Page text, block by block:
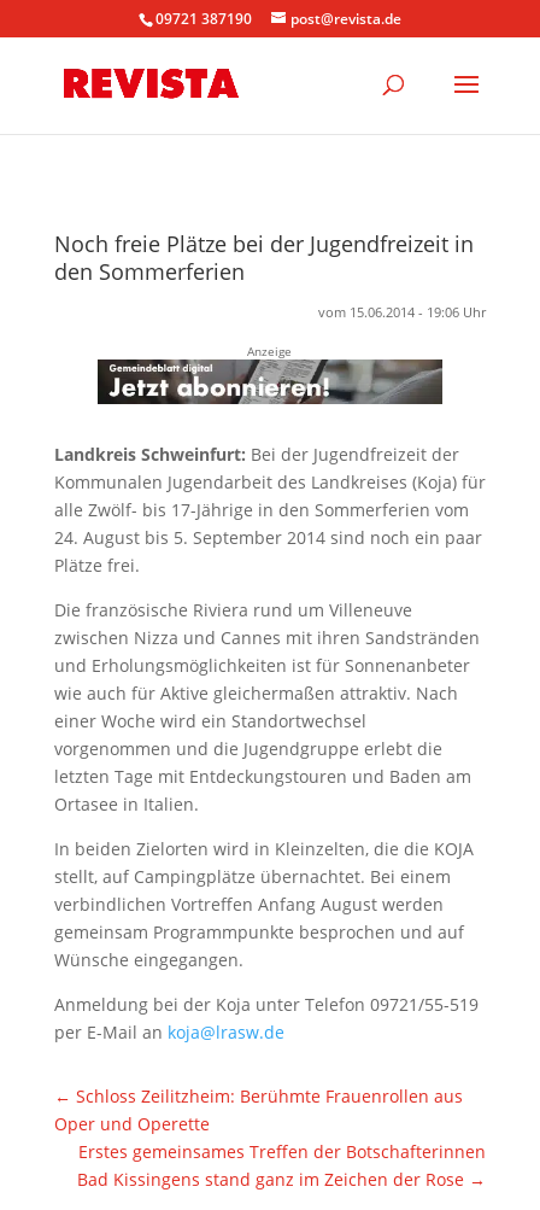
09721 387190 post@revista.de
Noch freie Plätze bei der Jugendfreizeit in
den Sommerferien
vom 15.06.2014 - 19:06 Uhr
Anzeige
Landkreis Schweinfurt: Bei der Jugendfreizeit der
Kommunalen Jugendarbeit des Landkreises (Koja) für
alle Zwölf- bis 17-Jährige in den Sommerferien vom
24. August bis 5. September 2014 sind noch ein paar
Plätze frei.
Die französische Riviera rund um Villeneuve
zwischen Nizza und Cannes mit ihren Sandstränden
und Erholungsmöglichkeiten ist für Sonnenanbeter
wie auch für Aktive gleichermaßen attraktiv. Nach
einer Woche wird ein Standortwechsel
vorgenommen und die Jugendgruppe erlebt die
letzten Tage mit Entdeckungstouren und Baden am
Ortasee in Italien.
In beiden Zielorten wird in Kleinzelten, die die KOJA
stellt, auf Campingplätze übernachtet. Bei einem
verbindlichen Vortreffen Anfang August werden
gemeinsam Programmpunkte besprochen und auf
Wünsche eingegangen.
Anmeldung bei der Koja unter Telefon 09721/55-519
per E-Mail an koja@lrasw.de
← Schloss Zeilitzheim: Berühmte Frauenrollen aus
Oper und Operette
Erstes gemeinsames Treffen der Botschafterinnen
Bad Kissingens stand ganz im Zeichen der Rose →